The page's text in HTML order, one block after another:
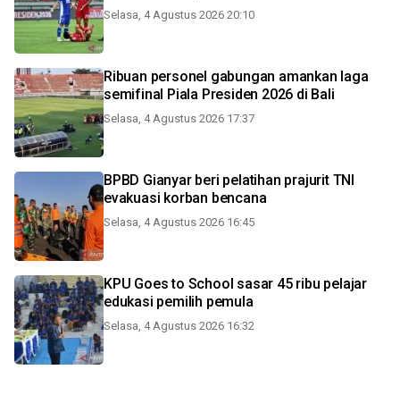
Selasa, 4 Agustus 2026 20:10
Ribuan personel gabungan amankan laga
semifinal Piala Presiden 2026 di Bali
Selasa, 4 Agustus 2026 17:37
BPBD Gianyar beri pelatihan prajurit TNI
evakuasi korban bencana
Selasa, 4 Agustus 2026 16:45
KPU Goes to School sasar 45 ribu pelajar
edukasi pemilih pemula
Selasa, 4 Agustus 2026 16:32